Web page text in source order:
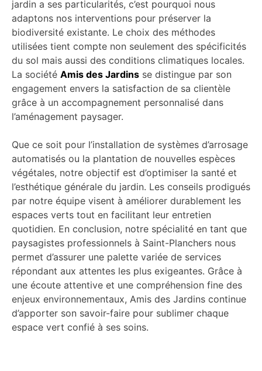
jardin a ses particularités, c’est pourquoi nous
adaptons nos interventions pour préserver la
biodiversité existante. Le choix des méthodes
utilisées tient compte non seulement des spécificités
du sol mais aussi des conditions climatiques locales.
La société Amis des Jardins se distingue par son
engagement envers la satisfaction de sa clientèle
grâce à un accompagnement personnalisé dans
l’aménagement paysager.
Que ce soit pour l’installation de systèmes d’arrosage
automatisés ou la plantation de nouvelles espèces
végétales, notre objectif est d’optimiser la santé et
l’esthétique générale du jardin. Les conseils prodigués
par notre équipe visent à améliorer durablement les
espaces verts tout en facilitant leur entretien
quotidien. En conclusion, notre spécialité en tant que
paysagistes professionnels à Saint-Planchers nous
permet d’assurer une palette variée de services
répondant aux attentes les plus exigeantes. Grâce à
une écoute attentive et une compréhension fine des
enjeux environnementaux, Amis des Jardins continue
d’apporter son savoir-faire pour sublimer chaque
espace vert confié à ses soins.